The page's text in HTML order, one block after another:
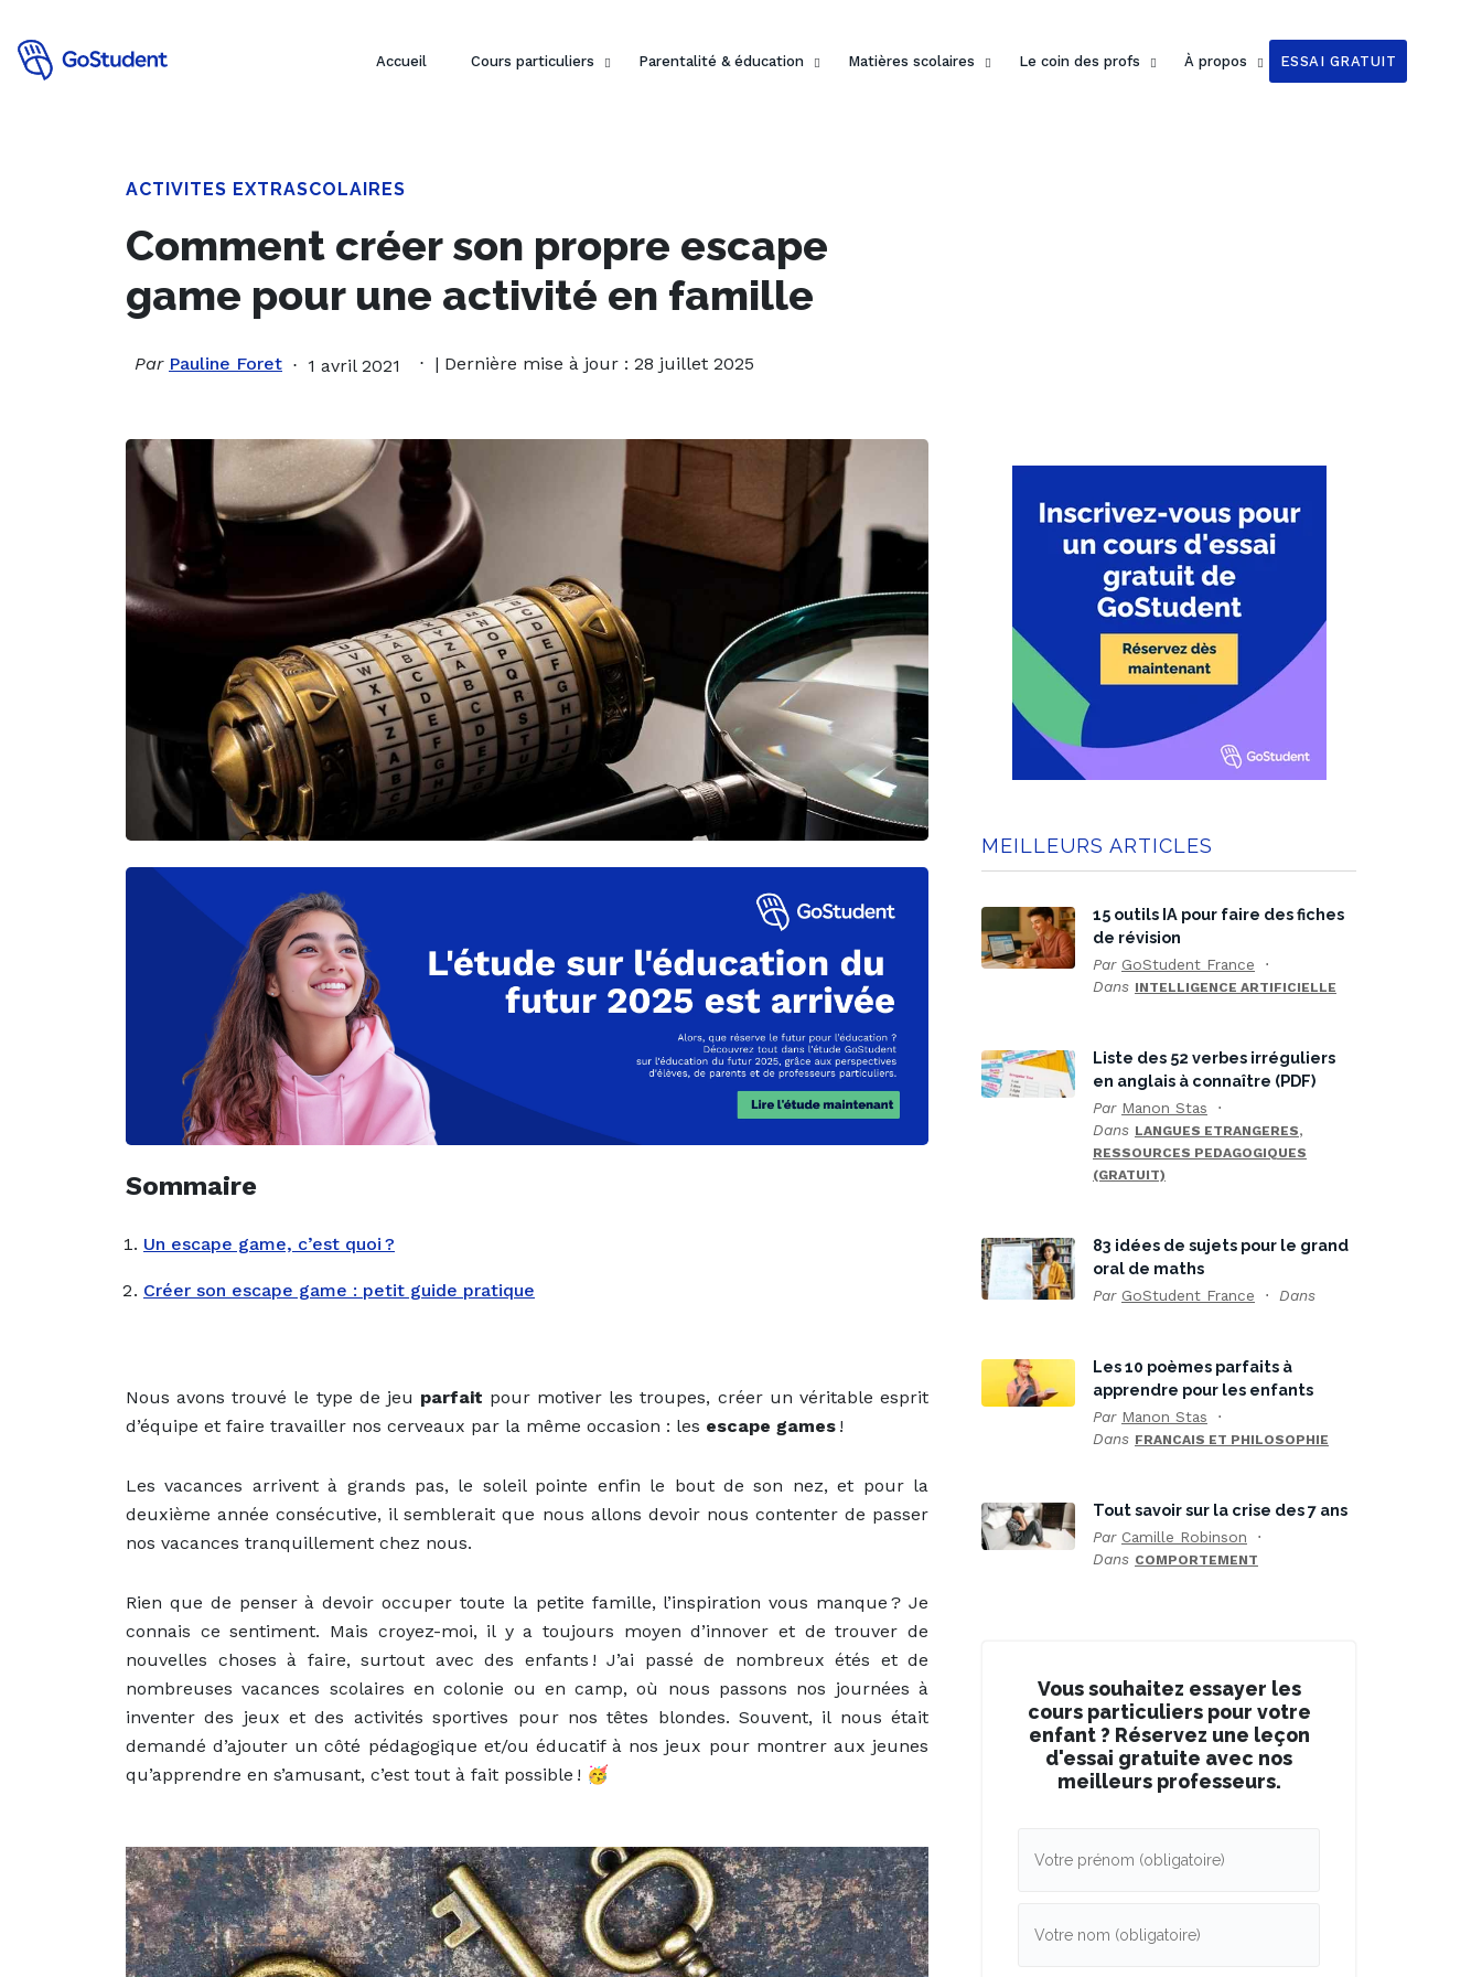
Accueil Cours particuliers Parentalité & éducation Matières scolaires Le coin des profs À propos ESSAI GRATUIT
ACTIVITES EXTRASCOLAIRES
Comment créer son propre escape
game pour une activité en famille
Par Pauline Foret 1 avril 2021 | Dernière mise à jour : 28 juillet 2025
Sommaire
Un escape game, c’est quoi ?
Créer son escape game : petit guide pratique
Nous avons trouvé le type de jeu parfait pour motiver les troupes, créer un véritable esprit
d’équipe et faire travailler nos cerveaux par la même occasion : les escape games !
Les vacances arrivent à grands pas, le soleil pointe enfin le bout de son nez, et pour la
deuxième année consécutive, il semblerait que nous allons devoir nous contenter de passer
nos vacances tranquillement chez nous.
Rien que de penser à devoir occuper toute la petite famille, l’inspiration vous manque ? Je
connais ce sentiment. Mais croyez-moi, il y a toujours moyen d’innover et de trouver de
nouvelles choses à faire, surtout avec des enfants ! J’ai passé de nombreux étés et de
nombreuses vacances scolaires en colonie ou en camp, où nous passons nos journées à
inventer des jeux et des activités sportives pour nos têtes blondes. Souvent, il nous était
demandé d’ajouter un côté pédagogique et/ou éducatif à nos jeux pour montrer aux jeunes
qu’apprendre en s’amusant, c’est tout à fait possible ! 🥳
MEILLEURS ARTICLES
15 outils IA pour faire des fiches
de révision
Par GoStudent France
Dans INTELLIGENCE ARTIFICIELLE
Liste des 52 verbes irréguliers
en anglais à connaître (PDF)
Par Manon Stas
Dans LANGUES ETRANGERES,
RESSOURCES PEDAGOGIQUES
(GRATUIT)
83 idées de sujets pour le grand
oral de maths
Par GoStudent France Dans
Les 10 poèmes parfaits à
apprendre pour les enfants
Par Manon Stas
Dans FRANCAIS ET PHILOSOPHIE
Tout savoir sur la crise des 7 ans
Par Camille Robinson
Dans COMPORTEMENT
Vous souhaitez essayer les
cours particuliers pour votre
enfant ? Réservez une leçon
d'essai gratuite avec nos
meilleurs professeurs.